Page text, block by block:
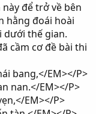
để trở về bên
hằng đoái hoài
dưới thế gian.
cầm cơ đề bài thi
bang,</EM></P>
nan.</EM></P>
EM></P>